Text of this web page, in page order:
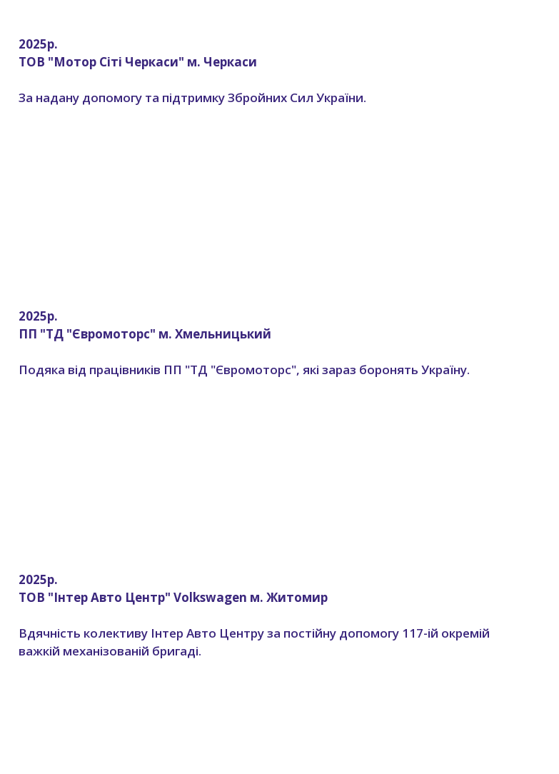
2025р.
ТОВ "Мотор Сіті Черкаси" м. Черкаси
За надану допомогу та підтримку Збройних Сил України.
2025р.
ПП "ТД "Євромоторс" м. Хмельницький
Подяка від працівників ПП "ТД "Євромоторс", які зараз боронять Україну.
2025р.
ТОВ "Інтер Авто Центр" Volkswagen м. Житомир
Вдячність колективу Інтер Авто Центру за постійну допомогу 117-ій окремій
важкій механізованій бригаді.